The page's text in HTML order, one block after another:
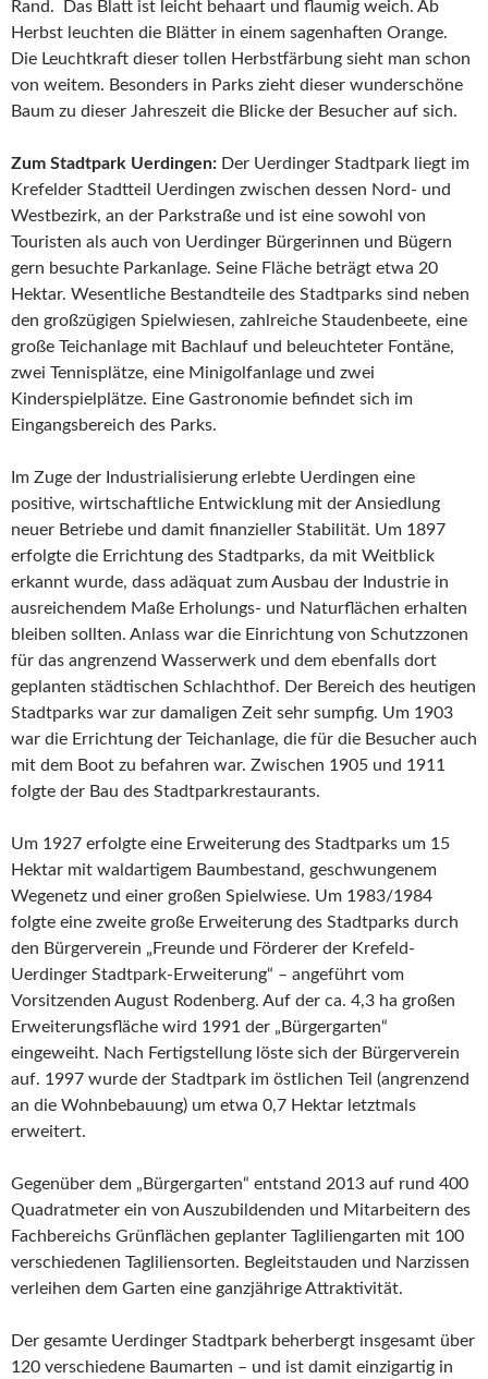
Rand. Das Blatt ist leicht behaart und flaumig weich. Ab
Herbst leuchten die Blätter in einem sagenhaften Orange.
Die Leuchtkraft dieser tollen Herbstfärbung sieht man schon
von weitem. Besonders in Parks zieht dieser wunderschöne
Baum zu dieser Jahreszeit die Blicke der Besucher auf sich.
Zum Stadtpark Uerdingen: Der Uerdinger Stadtpark liegt im
Krefelder Stadtteil Uerdingen zwischen dessen Nord- und
Westbezirk, an der Parkstraße und ist eine sowohl von
Touristen als auch von Uerdinger Bürgerinnen und Bügern
gern besuchte Parkanlage. Seine Fläche beträgt etwa 20
Hektar. Wesentliche Bestandteile des Stadtparks sind neben
den großzügigen Spielwiesen, zahlreiche Staudenbeete, eine
große Teichanlage mit Bachlauf und beleuchteter Fontäne,
zwei Tennisplätze, eine Minigolfanlage und zwei
Kinderspielplätze. Eine Gastronomie befindet sich im
Eingangsbereich des Parks.
Im Zuge der Industrialisierung erlebte Uerdingen eine
positive, wirtschaftliche Entwicklung mit der Ansiedlung
neuer Betriebe und damit finanzieller Stabilität. Um 1897
erfolgte die Errichtung des Stadtparks, da mit Weitblick
erkannt wurde, dass adäquat zum Ausbau der Industrie in
ausreichendem Maße Erholungs- und Naturflächen erhalten
bleiben sollten. Anlass war die Einrichtung von Schutzzonen
für das angrenzend Wasserwerk und dem ebenfalls dort
geplanten städtischen Schlachthof. Der Bereich des heutigen
Stadtparks war zur damaligen Zeit sehr sumpfig. Um 1903
war die Errichtung der Teichanlage, die für die Besucher auch
mit dem Boot zu befahren war. Zwischen 1905 und 1911
folgte der Bau des Stadtparkrestaurants.
Um 1927 erfolgte eine Erweiterung des Stadtparks um 15
Hektar mit waldartigem Baumbestand, geschwungenem
Wegenetz und einer großen Spielwiese. Um 1983/1984
folgte eine zweite große Erweiterung des Stadtparks durch
den Bürgerverein „Freunde und Förderer der Krefeld-
Uerdinger Stadtpark-Erweiterung“ – angeführt vom
Vorsitzenden August Rodenberg. Auf der ca. 4,3 ha großen
Erweiterungsfläche wird 1991 der „Bürgergarten“
eingeweiht. Nach Fertigstellung löste sich der Bürgerverein
auf. 1997 wurde der Stadtpark im östlichen Teil (angrenzend
an die Wohnbebauung) um etwa 0,7 Hektar letztmals
erweitert.
Gegenüber dem „Bürgergarten“ entstand 2013 auf rund 400
Quadratmeter ein von Auszubildenden und Mitarbeitern des
Fachbereichs Grünflächen geplanter Tagliliengarten mit 100
verschiedenen Tagliliensorten. Begleitstauden und Narzissen
verleihen dem Garten eine ganzjährige Attraktivität.
Der gesamte Uerdinger Stadtpark beherbergt insgesamt über
120 verschiedene Baumarten – und ist damit einzigartig in